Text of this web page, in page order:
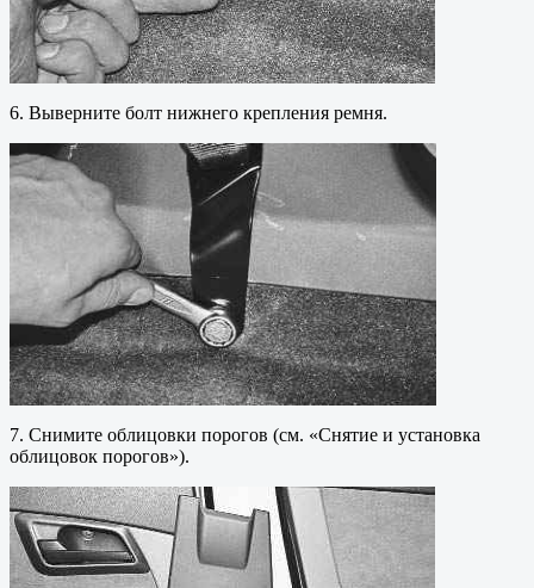
6. Выверните болт нижнего крепления ремня.
7. Снимите облицовки порогов (см. «Снятие и установка
облицовок порогов»).